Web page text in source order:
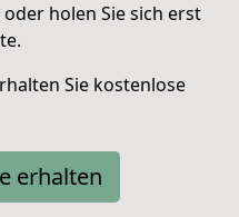
holen Sie sich erst
Sie kostenlose
erhalten